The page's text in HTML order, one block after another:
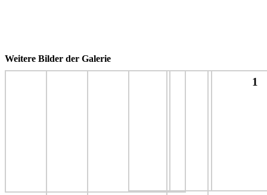
Weitere Bilder der Galerie
1